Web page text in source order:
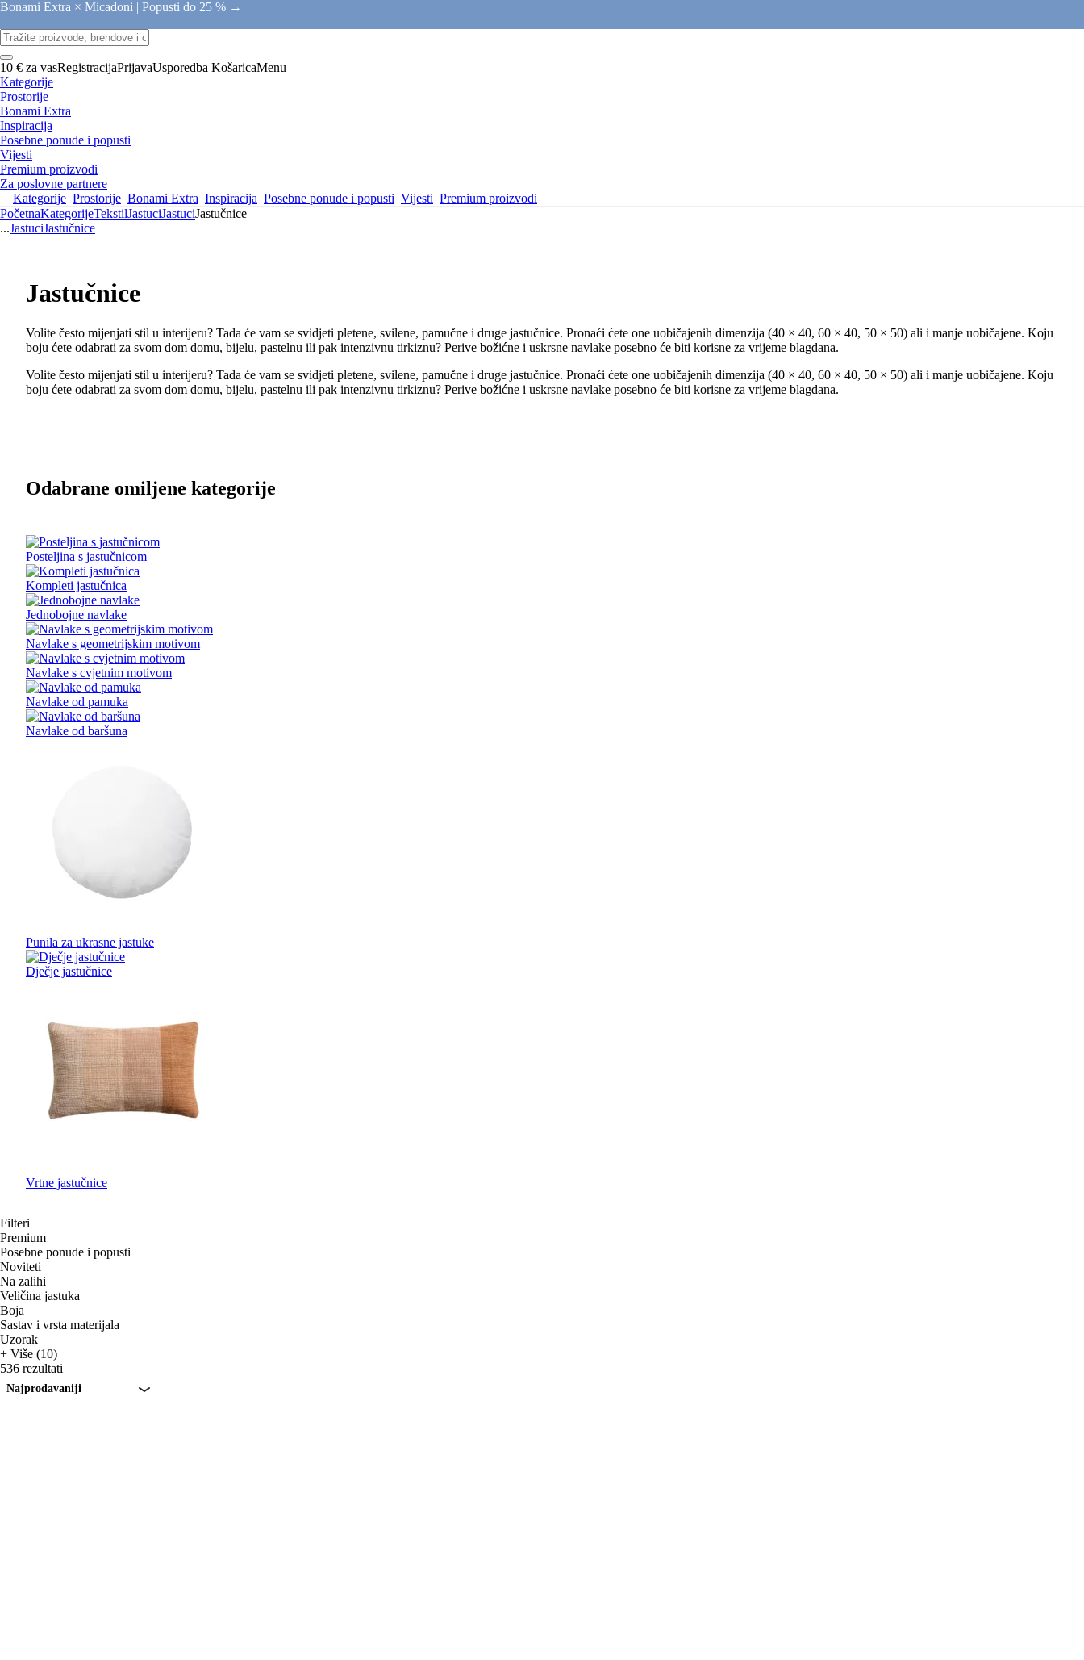
Bonami Extra × Micadoni | Popusti do 25 % →
10 € za vasRegistracijaPrijavaUsporedba KošaricaMenu
Kategorije
Prostorije
Bonami Extra
Inspiracija
Posebne ponude i popusti
Vijesti
Premium proizvodi
Za poslovne partnere
Kategorije Prostorije Bonami Extra Inspiracija Posebne ponude i popusti Vijesti Premium proizvodi
PočetnaKategorijeTekstilJastuciJastuciJastučnice
...JastuciJastučnice
Jastučnice
Volite često mijenjati stil u interijeru? Tada će vam se svidjeti pletene, svilene, pamučne i druge jastučnice. Pronaći ćete one uobičajenih dimenzija (40 × 40, 60 × 40, 50 × 50) ali i manje uobičajene. Koju
boju ćete odabrati za svom dom domu, bijelu, pastelnu ili pak intenzivnu tirkiznu? Perive božićne i uskrsne navlake posebno će biti korisne za vrijeme blagdana.
Volite često mijenjati stil u interijeru? Tada će vam se svidjeti pletene, svilene, pamučne i druge jastučnice. Pronaći ćete one uobičajenih dimenzija (40 × 40, 60 × 40, 50 × 50) ali i manje uobičajene. Koju
boju ćete odabrati za svom dom domu, bijelu, pastelnu ili pak intenzivnu tirkiznu? Perive božićne i uskrsne navlake posebno će biti korisne za vrijeme blagdana.
Odabrane omiljene kategorije
Posteljina s jastučnicom
Kompleti jastučnica
Jednobojne navlake
Navlake s geometrijskim motivom
Navlake s cvjetnim motivom
Navlake od pamuka
Navlake od baršuna
Punila za ukrasne jastuke
Dječje jastučnice
Vrtne jastučnice
Filteri
Premium
Posebne ponude i popusti
Noviteti
Na zalihi
Veličina jastuka
Boja
Sastav i vrsta materijala
Uzorak
+ Više (10)
536 rezultati
Najprodavaniji